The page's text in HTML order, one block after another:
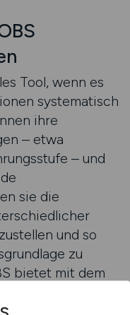
Tool, wenn es
systematisch
ihre
– etwa
– und
sie die
und so
zu
bietet mit dem